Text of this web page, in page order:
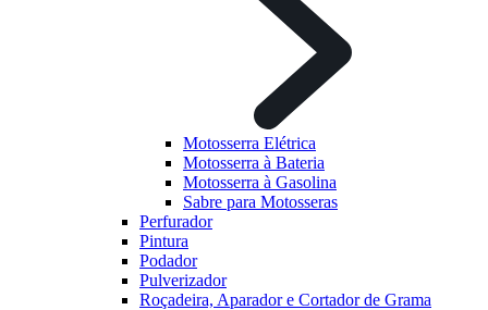
Motosserra Elétrica
Motosserra à Bateria
Motosserra à Gasolina
Sabre para Motosseras
Perfurador
Pintura
Podador
Pulverizador
Roçadeira, Aparador e Cortador de Grama